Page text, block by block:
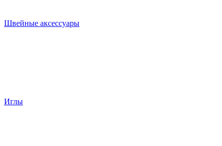
Швейные аксессуары
Иглы